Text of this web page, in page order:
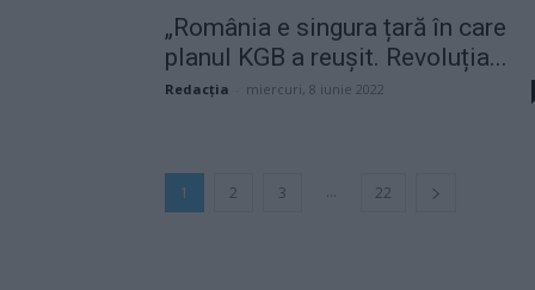
„România e singura țară în care
planul KGB a reușit. Revoluția...
Redacţia miercuri, 8 iunie 2022
1 2 3 ... 22